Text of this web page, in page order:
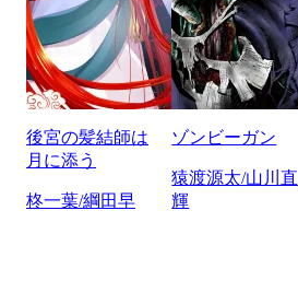
後宮の髪結師は
月に添う
柊一葉/綱田早
ゾンビーガン
猿渡源太/山川直
輝